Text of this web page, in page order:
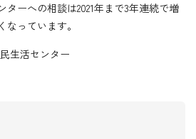
ターへの相談は2021年まで3年連続で増
っています。
生活センター